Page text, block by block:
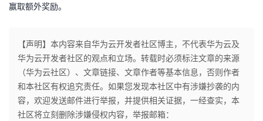
赢取额外奖励。
【声明】本内容来自华为云开发者社区博主，不代表华为云及
华为云开发者社区的观点和立场。转载时必须标注文章的来源
（华为云社区）、文章链接、文章作者等基本信息，否则作者
和本社区有权追究责任。如果您发现本社区中有涉嫌抄袭的内
容，欢迎发送邮件进行举报，并提供相关证据，一经查实，本
社区将立刻删除涉嫌侵权内容，举报邮箱：